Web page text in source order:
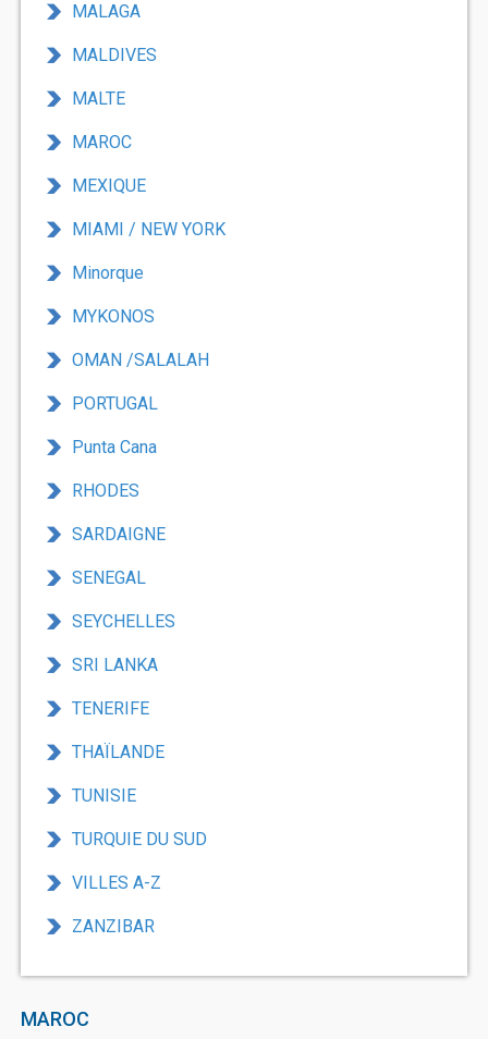
MALAGA
MALDIVES
MALTE
MAROC
MEXIQUE
MIAMI / NEW YORK
Minorque
MYKONOS
OMAN /SALALAH
PORTUGAL
Punta Cana
RHODES
SARDAIGNE
SENEGAL
SEYCHELLES
SRI LANKA
TENERIFE
THAÏLANDE
TUNISIE
TURQUIE DU SUD
VILLES A-Z
ZANZIBAR
MAROC